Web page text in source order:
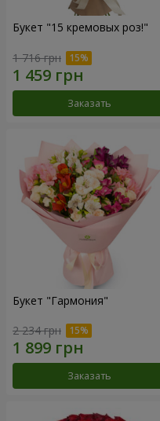
Букет "15 кремовых роз!"
1 716 грн
Заказать
Букет "Гармония"
2 234 грн
Заказать